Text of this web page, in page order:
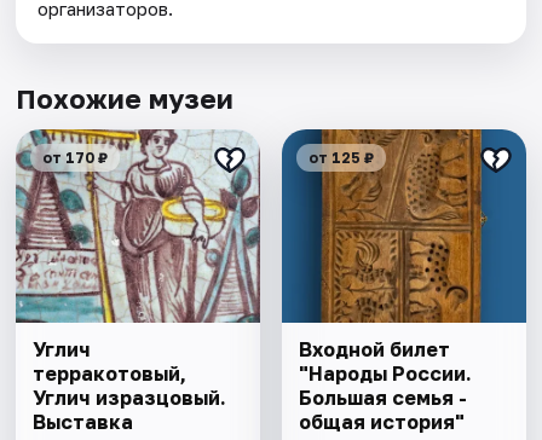
организаторов.
Похожие музеи
от 170 ₽
Углич
терракотовый,
Углич изразцовый.
Выставка
от 125 ₽
Входной билет
"Народы России.
Большая семья -
общая история"